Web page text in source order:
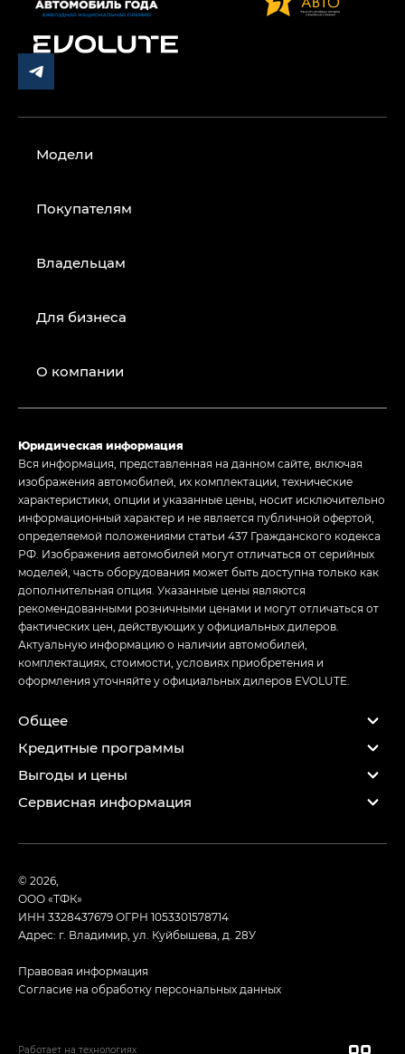
Модели
Покупателям
Владельцам
Для бизнеса
О компании
Юридическая информация
Вся информация, представленная на данном сайте, включая
изображения автомобилей, их комплектации, технические
характеристики, опции и указанные цены, носит исключительно
информационный характер и не является публичной офертой,
определяемой положениями статьи 437 Гражданского кодекса
РФ. Изображения автомобилей могут отличаться от серийных
моделей, часть оборудования может быть доступна только как
дополнительная опция. Указанные цены являются
рекомендованными розничными ценами и могут отличаться от
фактических цен, действующих у официальных дилеров.
Актуальную информацию о наличии автомобилей,
комплектациях, стоимости, условиях приобретения и
оформления уточняйте у официальных дилеров EVOLUTE.
Общее
Кредитные программы
Выгоды и цены
Сервисная информация
© 2026,
ООО «ТФК»
ИНН 3328437679ОГРН 1053301578714
Адрес: г. Владимир, ул. Куйбышева, д. 28У
Правовая информация
Согласие на обработку персональных данных
Работает на технологиях